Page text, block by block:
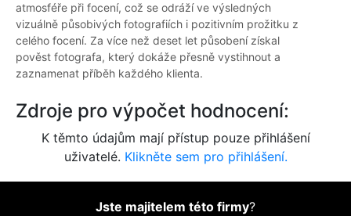
atmosféře při focení, což se odráží ve výsledných
vizuálně působivých fotografiích i pozitivním prožitku z
celého focení. Za více než deset let působení získal
pověst fotografa, který dokáže přesně vystihnout a
zaznamenat příběh každého klienta.
Zdroje pro výpočet hodnocení:
K těmto údajům mají přístup pouze přihlášení
uživatelé. Klikněte sem pro přihlášení.
Jste majitelem této firmy?